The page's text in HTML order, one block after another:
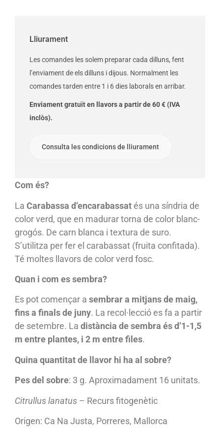
Lliurament
Les comandes les solem preparar cada dilluns, fent
l’enviament de els dilluns i dijous. Normalment les
comandes tarden entre 1 i 6 dies laborals en arribar.
Enviament gratuït en llavors a partir de 60 € (IVA
inclòs).
Consulta les condicions de lliurament
Com és?
La Carabassa d’encarabassat és una síndria de
color verd, que en madurar torna de color blanc-
grogós. De carn blanca i textura de suro.
S’utilitza per fer el carabassat (fruita confitada).
Té moltes llavors de color verd fosc.
Quan i com es sembra?
Es pot començar a sembrar a mitjans de maig,
fins a finals de juny. La recol·lecció es fa a partir
de setembre. La distància de sembra és d’1-1,5
m entre plantes, i 2 m entre files.
Quina quantitat de llavor hi ha al sobre?
Pes del sobre: 3 g. Aproximadament 16 unitats.
Citrullus lanatus – Recurs fitogenètic
Origen: Ca Na Justa, Porreres, Mallorca